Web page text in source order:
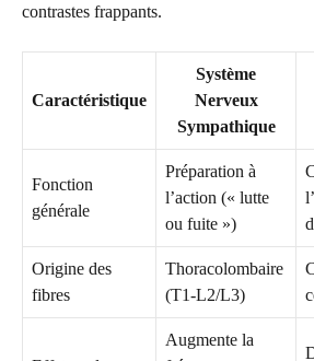
contrastes frappants.
Caractéristique
Système
Nerveux
Sympathique
Fonction
générale
Préparation à
l’action (« lutte
ou fuite »)
Origine des
fibres
Thoracolombaire
(T1-L2/L3)
Augmente la